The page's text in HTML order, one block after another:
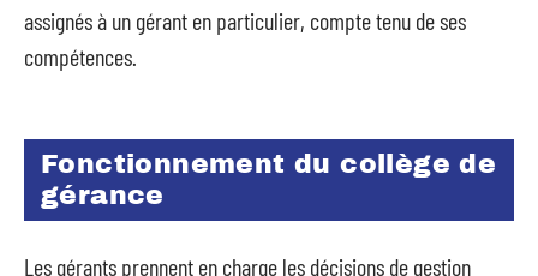
assignés à un gérant en particulier, compte tenu de ses
compétences.
Fonctionnement du collège de
gérance
Les gérants prennent en charge les décisions de gestion